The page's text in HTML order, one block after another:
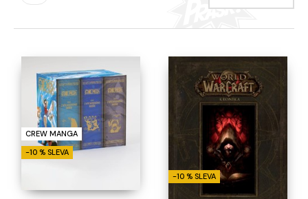
CREW MANGA
-10 % SLEVA
-10 % SLEVA